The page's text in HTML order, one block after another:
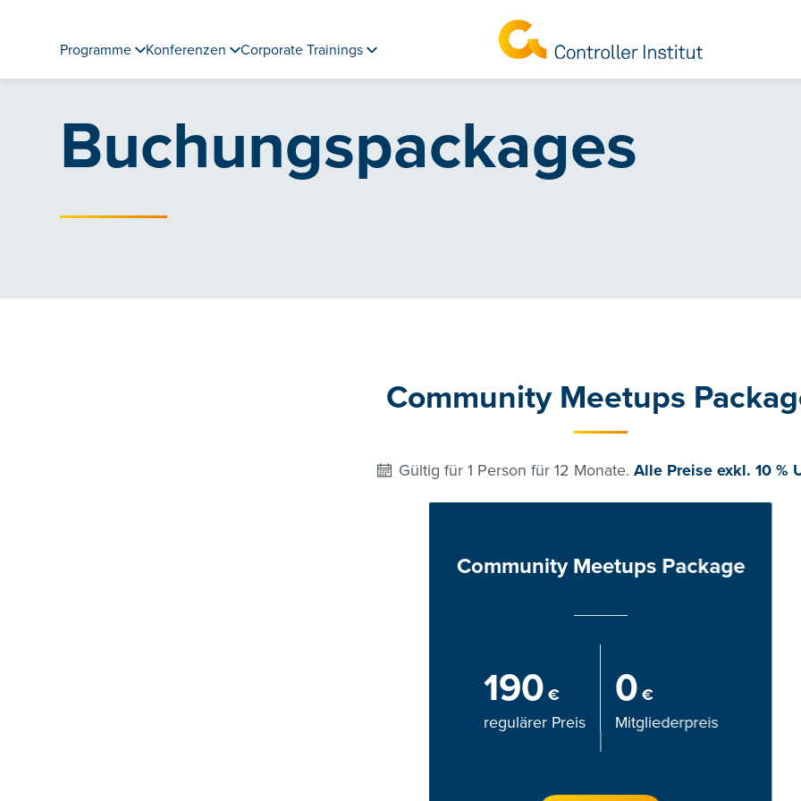
Programme Konferenzen Corporate Trainings
Buchungspackages
Community Meetups
Gültig für 1 Person für 12 Monate. Alle Preise exkl. 10 %
Community Meetups Package
190 €
regulärer Preis
0 €
Mitgliederpreis